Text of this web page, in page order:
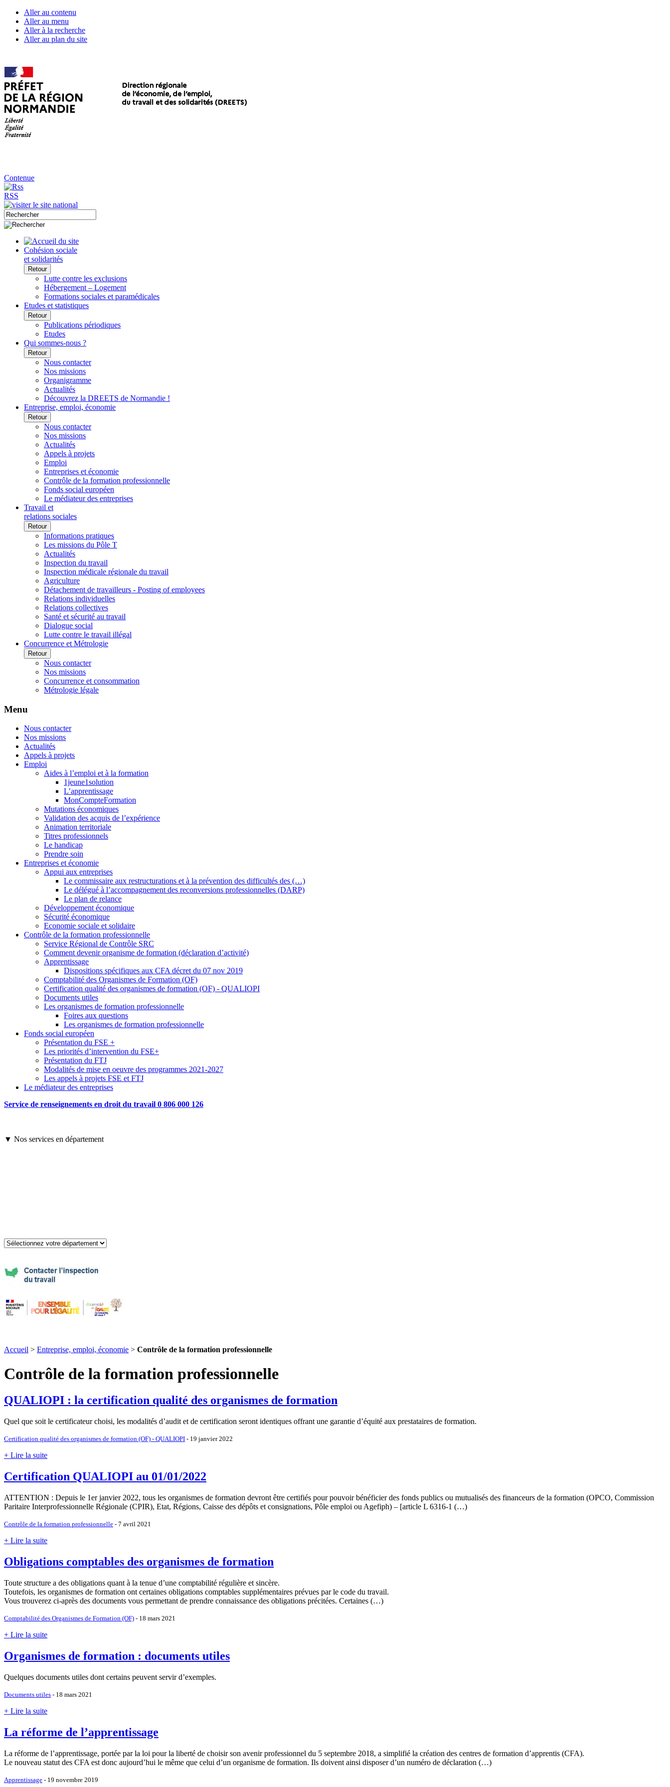
Aller au contenu
Aller au menu
Aller à la recherche
Aller au plan du site
Contenue
RSS
Cohésion sociale
et solidarités
Retour
Lutte contre les exclusions
Hébergement – Logement
Formations sociales et paramédicales
Etudes et statistiques
Retour
Publications périodiques
Etudes
Qui sommes-nous ?
Retour
Nous contacter
Nos missions
Organigramme
Actualités
Découvrez la DREETS de Normandie !
Entreprise, emploi, économie
Retour
Nous contacter
Nos missions
Actualités
Appels à projets
Emploi
Entreprises et économie
Contrôle de la formation professionnelle
Fonds social européen
Le médiateur des entreprises
Travail et
relations sociales
Retour
Informations pratiques
Les missions du Pôle T
Actualités
Inspection du travail
Inspection médicale régionale du travail
Agriculture
Détachement de travailleurs - Posting of employees
Relations individuelles
Relations collectives
Santé et sécurité au travail
Dialogue social
Lutte contre le travail illégal
Concurrence et Métrologie
Retour
Nous contacter
Nos missions
Concurrence et consommation
Métrologie légale
Menu
Nous contacter
Nos missions
Actualités
Appels à projets
Emploi
Aides à l’emploi et à la formation
1jeune1solution
L’apprentissage
MonCompteFormation
Mutations économiques
Validation des acquis de l’expérience
Animation territoriale
Titres professionnels
Le handicap
Prendre soin
Entreprises et économie
Appui aux entreprises
Le commissaire aux restructurations et à la prévention des difficultés des (…)
Le délégué à l’accompagnement des reconversions professionnelles (DARP)
Le plan de relance
Développement économique
Sécurité économique
Economie sociale et solidaire
Contrôle de la formation professionnelle
Service Régional de Contrôle SRC
Comment devenir organisme de formation (déclaration d’activité)
Apprentissage
Dispositions spécifiques aux CFA décret du 07 nov 2019
Comptabilité des Organismes de Formation (OF)
Certification qualité des organismes de formation (OF) - QUALIOPI
Documents utiles
Les organismes de formation professionnelle
Foires aux questions
Les organismes de formation professionnelle
Fonds social européen
Présentation du FSE +
Les priorités d’intervention du FSE+
Présentation du FTJ
Modalités de mise en oeuvre des programmes 2021-2027
Les appels à projets FSE et FTJ
Le médiateur des entreprises
Service de renseignements en droit du travail 0 806 000 126
▼ Nos services en département
Accueil > Entreprise, emploi, économie > Contrôle de la formation professionnelle
Contrôle de la formation professionnelle
QUALIOPI : la certification qualité des organismes de formation
Quel que soit le certificateur choisi, les modalités d’audit et de certification seront identiques offrant une garantie d’équité aux prestataires de formation.
Certification qualité des organismes de formation (OF) - QUALIOPI - 19 janvier 2022
+ Lire la suite
Certification QUALIOPI au 01/01/2022
ATTENTION : Depuis le 1er janvier 2022, tous les organismes de formation devront être certifiés pour pouvoir bénéficier des fonds publics ou mutualisés des financeurs de la formation (OPCO, Commission
Paritaire Interprofessionnelle Régionale (CPIR), Etat, Régions, Caisse des dépôts et consignations, Pôle emploi ou Agefiph) – [article L 6316-1 (…)
Contrôle de la formation professionnelle - 7 avril 2021
+ Lire la suite
Obligations comptables des organismes de formation
Toute structure a des obligations quant à la tenue d’une comptabilité régulière et sincère.
Toutefois, les organismes de formation ont certaines obligations comptables supplémentaires prévues par le code du travail.
Vous trouverez ci-après des documents vous permettant de prendre connaissance des obligations précitées. Certaines (…)
Comptabilité des Organismes de Formation (OF) - 18 mars 2021
+ Lire la suite
Organismes de formation : documents utiles
Quelques documents utiles dont certains peuvent servir d’exemples.
Documents utiles - 18 mars 2021
+ Lire la suite
La réforme de l’apprentissage
La réforme de l’apprentissage, portée par la loi pour la liberté de choisir son avenir professionnel du 5 septembre 2018, a simplifié la création des centres de formation d’apprentis (CFA).
Le nouveau statut des CFA est donc aujourd’hui le même que celui d’un organisme de formation. Ils doivent ainsi disposer d’un numéro de déclaration (…)
Apprentissage - 19 novembre 2019